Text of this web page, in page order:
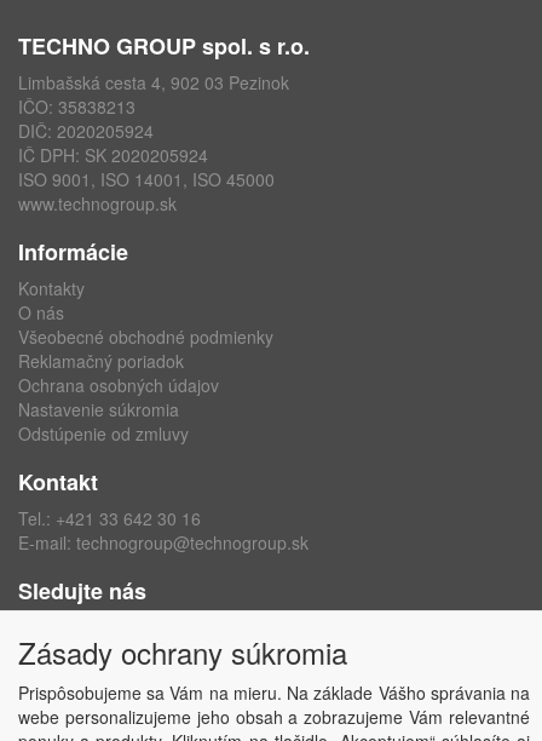
TECHNO GROUP spol. s r.o.
Limbašská cesta 4, 902 03 Pezinok
IČO: 35838213
DIČ: 2020205924
IČ DPH: SK 2020205924
ISO 9001, ISO 14001, ISO 45000
www.technogroup.sk
Informácie
Kontakty
O nás
Všeobecné obchodné podmienky
Reklamačný poriadok
Ochrana osobných údajov
Nastavenie súkromia
Odstúpenie od zmluvy
Kontakt
Tel.: +421 33 642 30 16
E-mail: technogroup@technogroup.sk
Sledujte nás
Instagram
Zásady ochrany súkromia
Prispôsobujeme sa Vám na mieru. Na základe Vášho správania na
webe personalizujeme jeho obsah a zobrazujeme Vám relevantné